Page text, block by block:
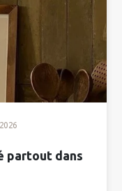
partout dans